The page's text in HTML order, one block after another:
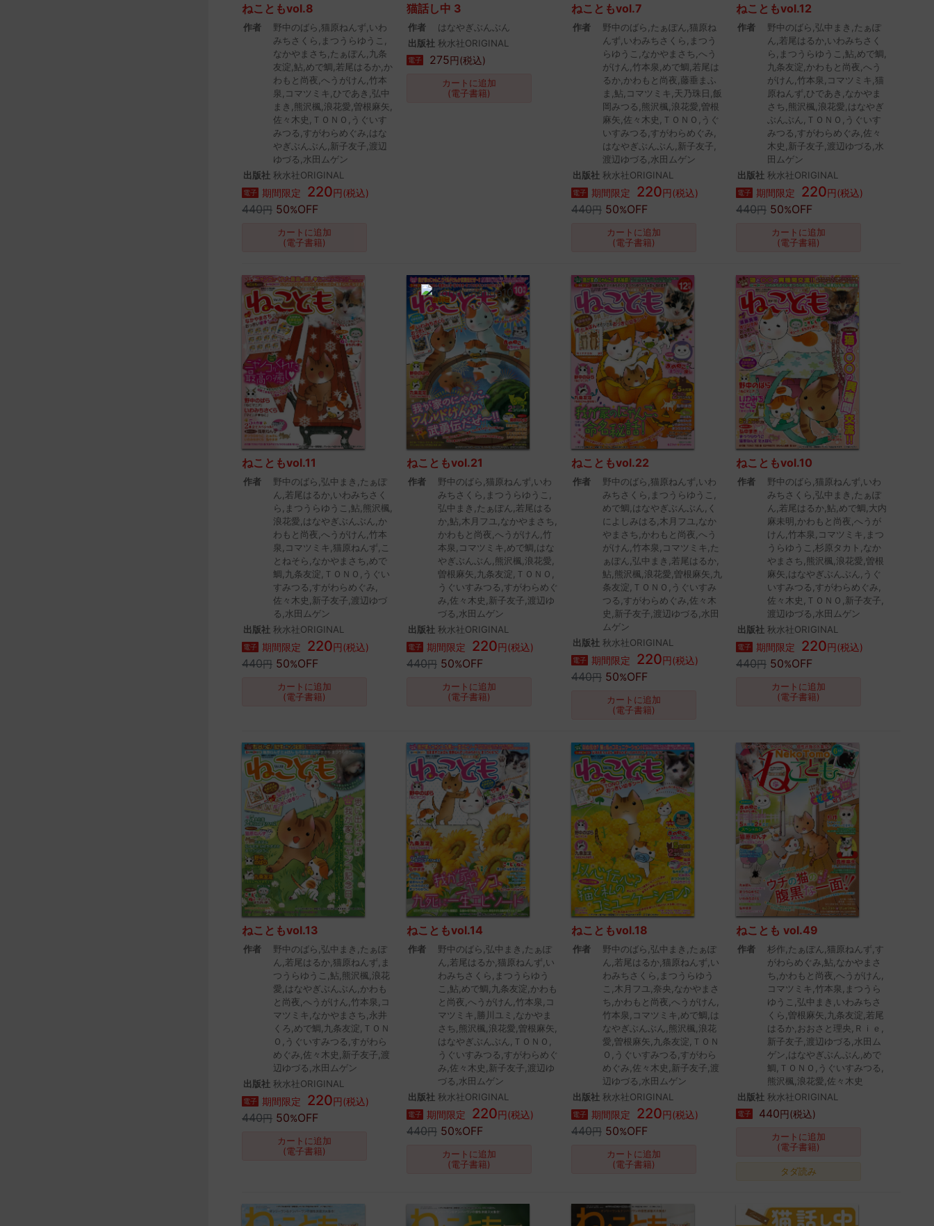
ねこともvol.8
作者
野中のばら,猫原ねんず,いわ
みちさくら,まつうらゆうこ,
なかやまさち,たぁぽん,九条
友淀,鮎,めで鯛,若尾はるか,か
わもと尚夜,へうがけん,竹本
泉,コマツミキ,ひであき,弘中
まき,熊沢楓,浪花愛,曽根麻矢,
佐々木史,ＴＯＮＯ,うぐいす
みつる,すがわらめぐみ,はな
やぎぶんぶん,新子友子,渡辺
ゆづる,水田ムゲン
出版社 秋水社ORIGINAL
電子 期間限定 220円(税込)
440円 50%OFF
カートに追加
(電子書籍)
猫話し中 3
作者
はなやぎぶんぶん
出版社 秋水社ORIGINAL
電子 275円(税込)
カートに追加
(電子書籍)
ねこともvol.7
作者
野中のばら,たぁぽん,猫原ね
んず,いわみちさくら,まつう
らゆうこ,なかやまさち,へう
がけん,竹本泉,めで鯛,若尾は
るか,かわもと尚夜,藤垂まふ
ま,鮎,コマツミキ,天乃珠日,飯
岡みつる,熊沢楓,浪花愛,曽根
麻矢,佐々木史,ＴＯＮＯ,うぐ
いすみつる,すがわらめぐみ,
はなやぎぶんぶん,新子友子,
渡辺ゆづる,水田ムゲン
出版社 秋水社ORIGINAL
電子 期間限定 220円(税込)
440円 50%OFF
カートに追加
(電子書籍)
ねこともvol.12
作者
野中のばら,弘中まき,たぁぽ
ん,若尾はるか,いわみちさく
ら,まつうらゆうこ,鮎,めで鯛,
九条友淀,かわもと尚夜,へう
がけん,竹本泉,コマツミキ,猫
原ねんず,ひであき,なかやま
さち,熊沢楓,浪花愛,はなやぎ
ぶんぶん,ＴＯＮＯ,うぐいす
みつる,すがわらめぐみ,佐々
木史,新子友子,渡辺ゆづる,水
田ムゲン
出版社 秋水社ORIGINAL
電子 期間限定 220円(税込)
440円 50%OFF
カートに追加
(電子書籍)
ねこともvol.11
作者
野中のばら,弘中まき,たぁぽ
ん,若尾はるか,いわみちさく
ら,まつうらゆうこ,鮎,熊沢楓,
浪花愛,はなやぎぶんぶん,か
わもと尚夜,へうがけん,竹本
泉,コマツミキ,猫原ねんず,こ
とねそら,なかやまさち,めで
鯛,九条友淀,ＴＯＮＯ,うぐい
すみつる,すがわらめぐみ,
佐々木史,新子友子,渡辺ゆづ
る,水田ムゲン
出版社 秋水社ORIGINAL
電子 期間限定 220円(税込)
440円 50%OFF
カートに追加
(電子書籍)
ねこともvol.21
作者
野中のばら,猫原ねんず,いわ
みちさくら,まつうらゆうこ,
弘中まき,たぁぽん,若尾はる
か,鮎,木月フユ,なかやまさち,
かわもと尚夜,へうがけん,竹
本泉,コマツミキ,めで鯛,はな
やぎぶんぶん,熊沢楓,浪花愛,
曽根麻矢,九条友淀,ＴＯＮＯ,
うぐいすみつる,すがわらめぐ
み,佐々木史,新子友子,渡辺ゆ
づる,水田ムゲン
出版社 秋水社ORIGINAL
電子 期間限定 220円(税込)
440円 50%OFF
カートに追加
(電子書籍)
ねこともvol.22
作者
野中のばら,猫原ねんず,いわ
みちさくら,まつうらゆうこ,
めで鯛,はなやぎぶんぶん,く
によしみはる,木月フユ,なか
やまさち,かわもと尚夜,へう
がけん,竹本泉,コマツミキ,た
ぁぽん,弘中まき,若尾はるか,
鮎,熊沢楓,浪花愛,曽根麻矢,九
条友淀,ＴＯＮＯ,うぐいすみ
つる,すがわらめぐみ,佐々木
史,新子友子,渡辺ゆづる,水田
ムゲン
出版社 秋水社ORIGINAL
電子 期間限定 220円(税込)
440円 50%OFF
カートに追加
(電子書籍)
ねこともvol.10
作者
野中のばら,猫原ねんず,いわ
みちさくら,弘中まき,たぁぽ
ん,若尾はるか,鮎,めで鯛,大内
麻未明,かわもと尚夜,へうが
けん,竹本泉,コマツミキ,まつ
うらゆうこ,杉原タカト,なか
やまさち,熊沢楓,浪花愛,曽根
麻矢,はなやぎぶんぶん,うぐ
いすみつる,すがわらめぐみ,
佐々木史,ＴＯＮＯ,新子友子,
渡辺ゆづる,水田ムゲン
出版社 秋水社ORIGINAL
電子 期間限定 220円(税込)
440円 50%OFF
カートに追加
(電子書籍)
ねこともvol.13
作者
野中のばら,弘中まき,たぁぽ
ん,若尾はるか,猫原ねんず,ま
つうらゆうこ,鮎,熊沢楓,浪花
愛,はなやぎぶんぶん,かわも
と尚夜,へうがけん,竹本泉,コ
マツミキ,なかやまさち,永井
くろ,めで鯛,九条友淀,ＴＯＮ
Ｏ,うぐいすみつる,すがわら
めぐみ,佐々木史,新子友子,渡
辺ゆづる,水田ムゲン
出版社 秋水社ORIGINAL
電子 期間限定 220円(税込)
440円 50%OFF
カートに追加
(電子書籍)
ねこともvol.14
作者
野中のばら,弘中まき,たぁぽ
ん,若尾はるか,猫原ねんず,い
わみちさくら,まつうらゆう
こ,鮎,めで鯛,九条友淀,かわも
と尚夜,へうがけん,竹本泉,コ
マツミキ,勝川ユミ,なかやま
さち,熊沢楓,浪花愛,曽根麻矢,
はなやぎぶんぶん,ＴＯＮＯ,
うぐいすみつる,すがわらめぐ
み,佐々木史,新子友子,渡辺ゆ
づる,水田ムゲン
出版社 秋水社ORIGINAL
電子 期間限定 220円(税込)
440円 50%OFF
カートに追加
(電子書籍)
ねこともvol.18
作者
野中のばら,弘中まき,たぁぽ
ん,若尾はるか,猫原ねんず,い
わみちさくら,まつうらゆう
こ,木月フユ,奈央,なかやまさ
ち,かわもと尚夜,へうがけん,
竹本泉,コマツミキ,めで鯛,は
なやぎぶんぶん,熊沢楓,浪花
愛,曽根麻矢,九条友淀,ＴＯＮ
Ｏ,うぐいすみつる,すがわら
めぐみ,佐々木史,新子友子,渡
辺ゆづる,水田ムゲン
出版社 秋水社ORIGINAL
電子 期間限定 220円(税込)
440円 50%OFF
カートに追加
(電子書籍)
ねことも vol.49
作者
杉作,たぁぽん,猫原ねんず,す
がわらめぐみ,鮎,なかやまさ
ち,かわもと尚夜,へうがけん,
コマツミキ,竹本泉,まつうら
ゆうこ,弘中まき,いわみちさ
くら,曽根麻矢,九条友淀,若尾
はるか,おおさと理央,Ｒｉｅ,
新子友子,渡辺ゆづる,水田ム
ゲン,はなやぎぶんぶん,めで
鯛,ＴＯＮＯ,うぐいすみつる,
熊沢楓,浪花愛,佐々木史
出版社 秋水社ORIGINAL
電子 440円(税込)
カートに追加
(電子書籍)
タダ読み